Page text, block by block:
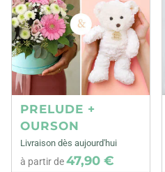
PRELUDE +
OURSON
Livraison dès aujourd'hui
à partir de47,90 €